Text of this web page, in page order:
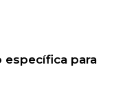
específica para